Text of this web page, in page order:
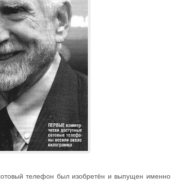
телефон был изобретён и выпущен именно